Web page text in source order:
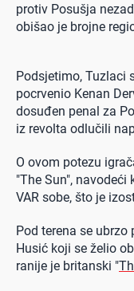
protiv Posušja
obišao je brojne
Podsjetimo, Tuzlaci
pocrvenio Kenan
dosuđen penal za
iz revolta odlučili
O ovom potezu
"The Sun",
VAR sobe, što je
Pod terena se
Husić koji se želio
ranije je britanski "